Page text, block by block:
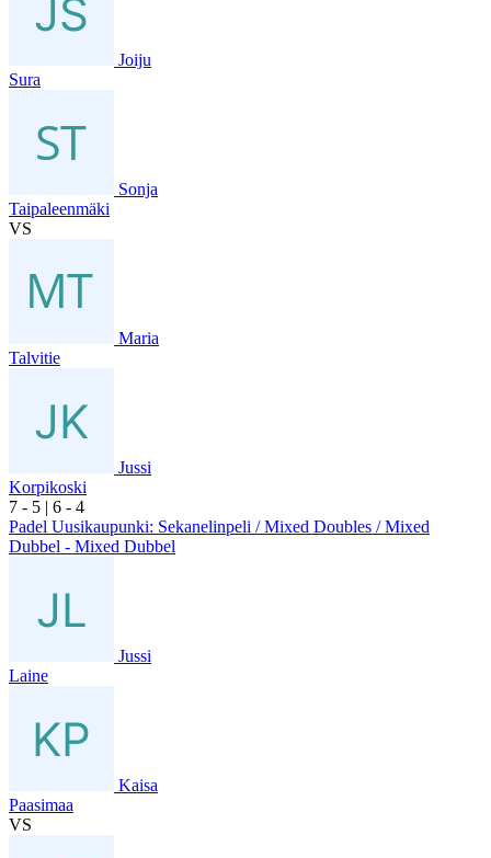
Joiju
Sura
Sonja
Taipaleenmäki
VS
Maria
Talvitie
Jussi
Korpikoski
7 - 5 | 6 - 4
Padel Uusikaupunki: Sekanelinpeli / Mixed Doubles / Mixed
Dubbel - Mixed Dubbel
Jussi
Laine
Kaisa
Paasimaa
VS